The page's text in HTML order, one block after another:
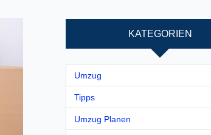
KATEGORIEN
Umzug
Tipps
Umzug Planen